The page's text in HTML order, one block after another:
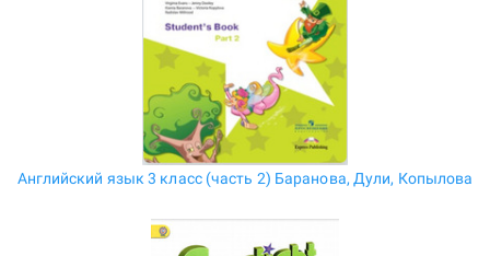
Английский язык 3 класс (часть 2) Баранова, Дули, Копылова